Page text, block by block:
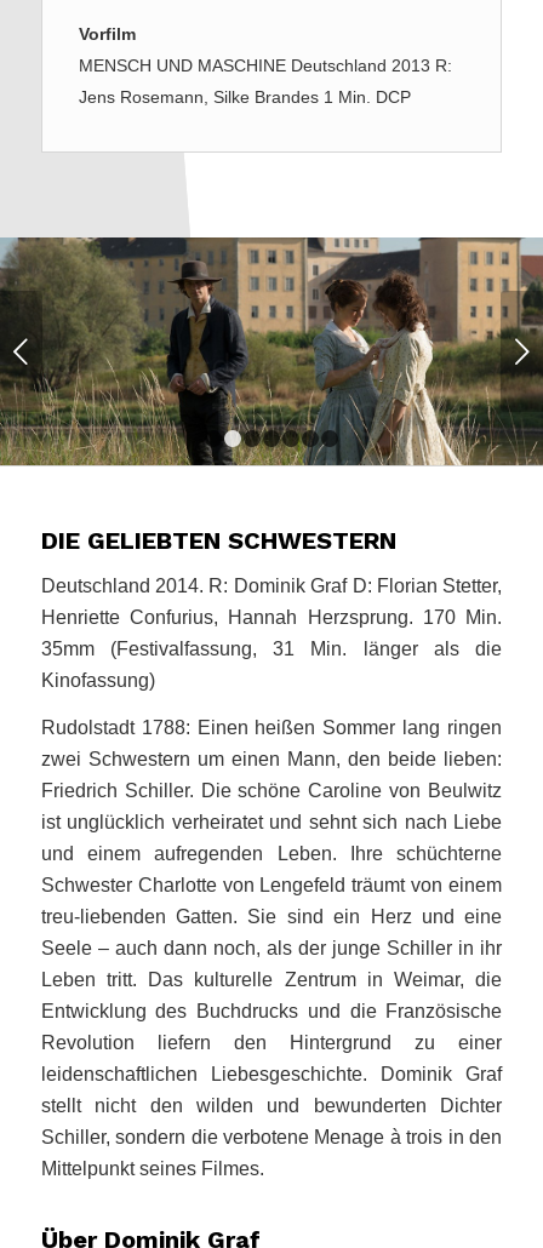
Vorfilm
MENSCH UND MASCHINE Deutschland 2013 R:
Jens Rosemann, Silke Brandes 1 Min. DCP
Weiter
2 3 4 5 6 7
DIE GELIEBTEN SCHWESTERN
Deutschland 2014. R: Dominik Graf D: Florian Stetter,
Henriette Confurius, Hannah Herzsprung. 170 Min.
35mm (Festivalfassung, 31 Min. länger als die
Kinofassung)
Rudolstadt 1788: Einen heißen Sommer lang ringen
zwei Schwestern um einen Mann, den beide lieben:
Friedrich Schiller. Die schöne Caroline von Beulwitz
ist unglücklich verheiratet und sehnt sich nach Liebe
und einem aufregenden Leben. Ihre schüchterne
Schwester Charlotte von Lengefeld träumt von einem
treu-liebenden Gatten. Sie sind ein Herz und eine
Seele – auch dann noch, als der junge Schiller in ihr
Leben tritt. Das kulturelle Zentrum in Weimar, die
Entwicklung des Buchdrucks und die Französische
Revolution liefern den Hintergrund zu einer
leidenschaftlichen Liebesgeschichte. Dominik Graf
stellt nicht den wilden und bewunderten Dichter
Schiller, sondern die verbotene Menage à trois in den
Mittelpunkt seines Filmes.
Über Dominik Graf